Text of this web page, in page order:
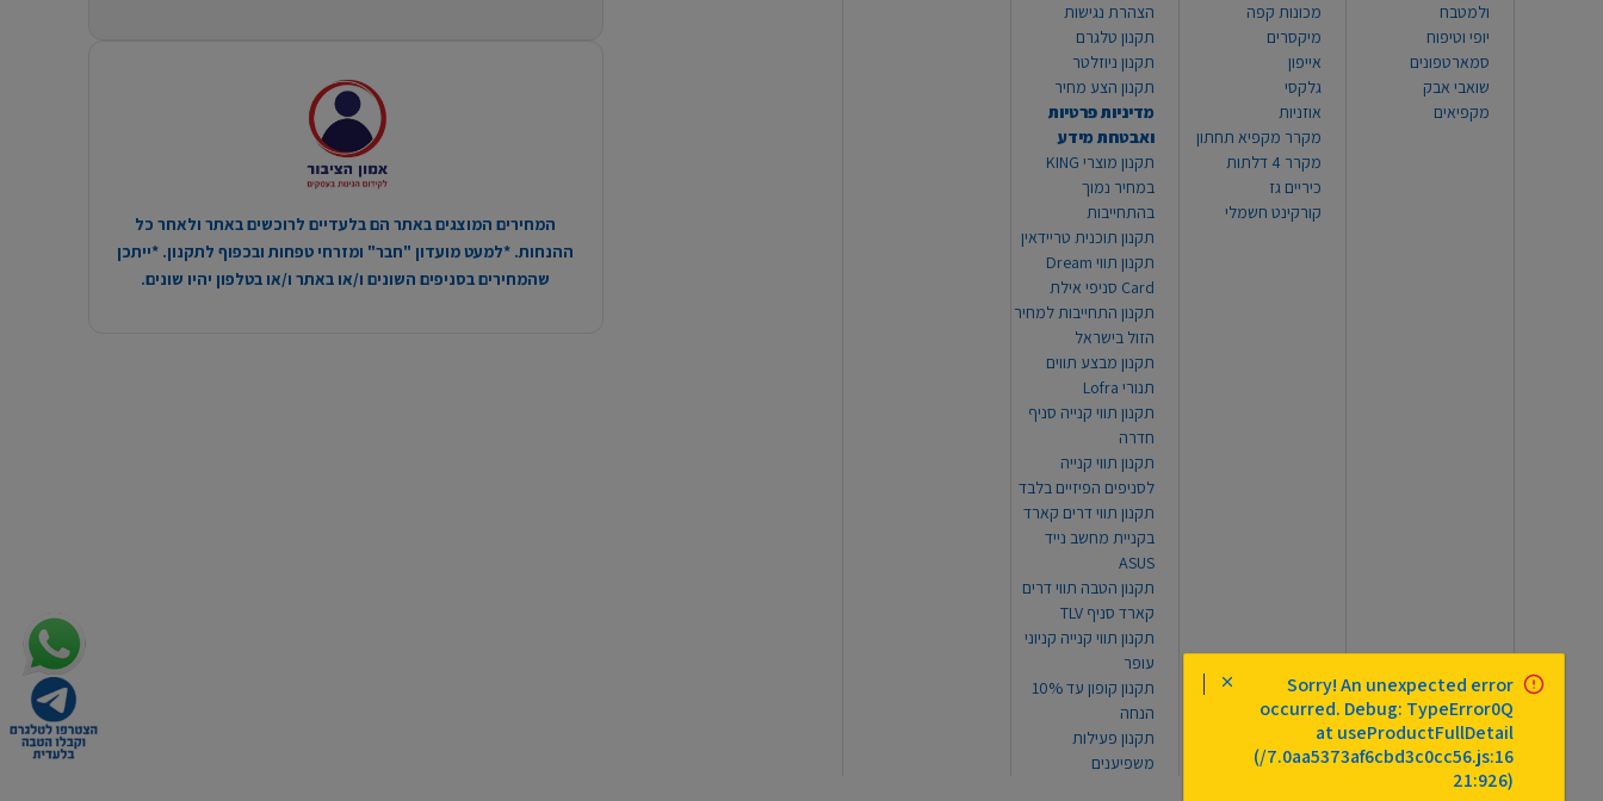
ולמטבח
יופי וטיפוח
סמארטפונים
שואבי אבק
מקפיאים
מכונות קפה
מיקסרים
אייפון
גלקסי
אוזניות
מקרר מקפיא תחתון
מקרר 4 דלתות
כיריים גז
קורקינט חשמלי
הצהרת נגישות
תקנון טלגרם
תקנון ניוזלטר
תקנון הצע מחיר
מדיניות פרטיות
ואבטחת מידע
תקנון מוצרי KING
במחיר נמוך
בהתחייבות
תקנון תוכנית טריידאין
תקנון תווי Dream
Card סניפי אילת
תקנון התחייבות למחיר
הזול בישראל
תקנון מבצע תווים
תנורי Lofra
תקנון תווי קנייה סניף
חדרה
תקנון תווי קנייה
לסניפים הפיזיים בלבד
תקנון תווי דרים קארד
בקניית מחשב נייד
ASUS
תקנון הטבה תווי דרים
קארד סניף TLV
תקנון תווי קנייה קניוני
עופר
תקנון קופון עד 10%
הנחה
תקנון פעילות
משפיענים
המחירים המוצגים באתר הם בלעדיים לרוכשים באתר ולאחר כל
ההנחות. *למעט מועדון "חבר" ומזרחי טפחות ובכפוף לתקנון. *ייתכן
שהמחירים בסניפים השונים ו/או באתר ו/או בטלפון יהיו שונים.
Sorry! An unexpected error
occurred. Debug: TypeError0Q
at useProductFullDetail
(/7.0aa5373af6cbd3c0cc56.js:16
21:926)